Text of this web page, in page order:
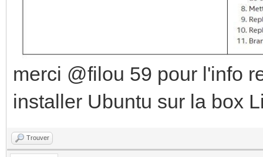
merci @filou 59 pour l'info
installer Ubuntu sur la box
Trouver